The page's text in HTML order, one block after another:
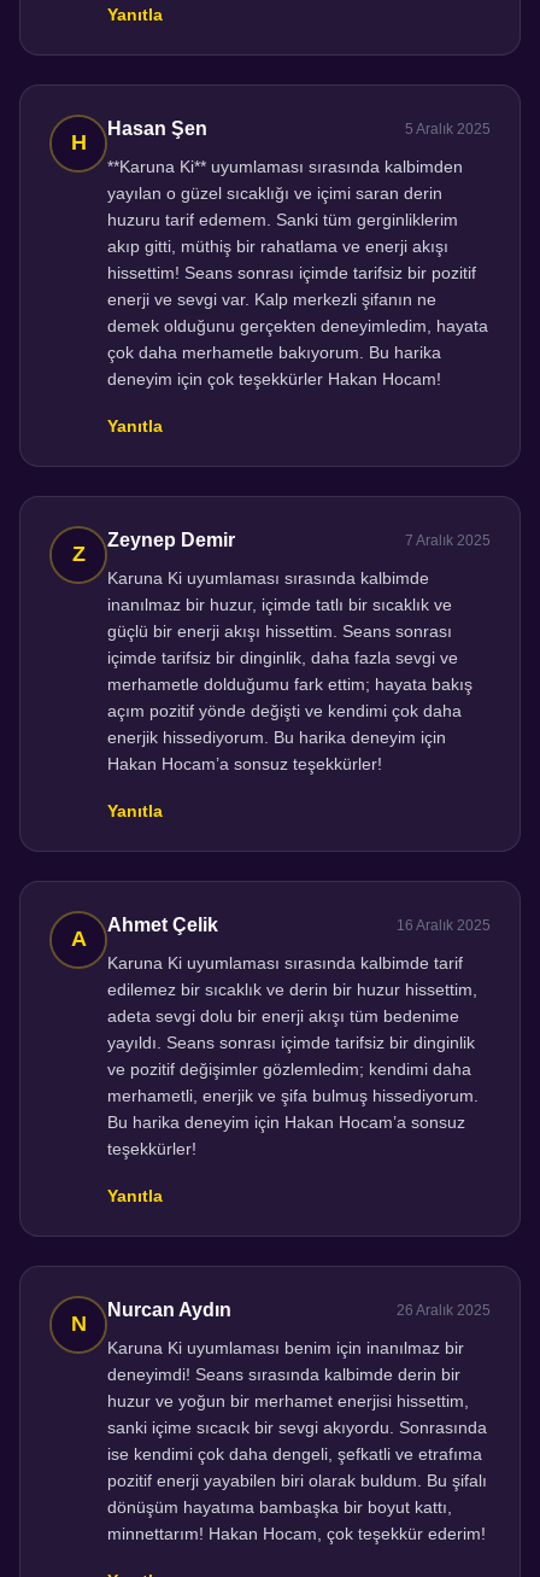
Yanıtla
Hasan Şen 5 Aralık 2025
**Karuna Ki** uyumlaması sırasında kalbimden
yayılan o güzel sıcaklığı ve içimi saran derin
huzuru tarif edemem. Sanki tüm gerginliklerim
akıp gitti, müthiş bir rahatlama ve enerji akışı
hissettim! Seans sonrası içimde tarifsiz bir pozitif
enerji ve sevgi var. Kalp merkezli şifanın ne
demek olduğunu gerçekten deneyimledim, hayata
çok daha merhametle bakıyorum. Bu harika
deneyim için çok teşekkürler Hakan Hocam!
Yanıtla
Zeynep Demir 7 Aralık 2025
Karuna Ki uyumlaması sırasında kalbimde
inanılmaz bir huzur, içimde tatlı bir sıcaklık ve
güçlü bir enerji akışı hissettim. Seans sonrası
içimde tarifsiz bir dinginlik, daha fazla sevgi ve
merhametle dolduğumu fark ettim; hayata bakış
açım pozitif yönde değişti ve kendimi çok daha
enerjik hissediyorum. Bu harika deneyim için
Hakan Hocam’a sonsuz teşekkürler!
Yanıtla
Ahmet Çelik 16 Aralık 2025
Karuna Ki uyumlaması sırasında kalbimde tarif
edilemez bir sıcaklık ve derin bir huzur hissettim,
adeta sevgi dolu bir enerji akışı tüm bedenime
yayıldı. Seans sonrası içimde tarifsiz bir dinginlik
ve pozitif değişimler gözlemledim; kendimi daha
merhametli, enerjik ve şifa bulmuş hissediyorum.
Bu harika deneyim için Hakan Hocam’a sonsuz
teşekkürler!
Yanıtla
Nurcan Aydın 26 Aralık 2025
Karuna Ki uyumlaması benim için inanılmaz bir
deneyimdi! Seans sırasında kalbimde derin bir
huzur ve yoğun bir merhamet enerjisi hissettim,
sanki içime sıcacık bir sevgi akıyordu. Sonrasında
ise kendimi çok daha dengeli, şefkatli ve etrafıma
pozitif enerji yayabilen biri olarak buldum. Bu şifalı
dönüşüm hayatıma bambaşka bir boyut kattı,
minnettarım! Hakan Hocam, çok teşekkür ederim!